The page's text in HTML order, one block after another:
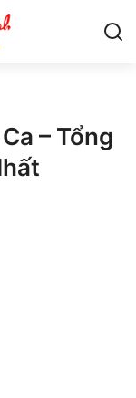
– Tổng